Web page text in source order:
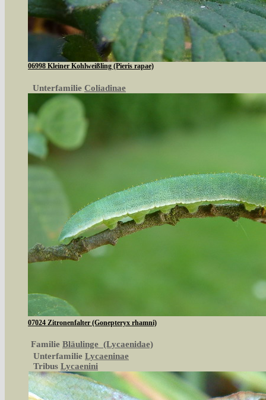
06998 Kleiner Kohlweißling (Pieris rapae)
Unterfamilie Coliadinae
07024 Zitronenfalter (Gonepteryx rhamni)
Familie Bläulinge (Lycaenidae)
Unterfamilie Lycaeninae
Tribus Lycaenini